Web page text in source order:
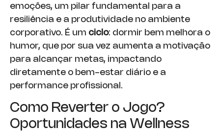
emoções, um pilar fundamental para a
resiliência e a produtividade no ambiente
corporativo. É um ciclo: dormir bem melhora o
humor, que por sua vez aumenta a motivação
para alcançar metas, impactando
diretamente o bem-estar diário e a
performance profissional.
Como Reverter o Jogo?
Oportunidades na Wellness